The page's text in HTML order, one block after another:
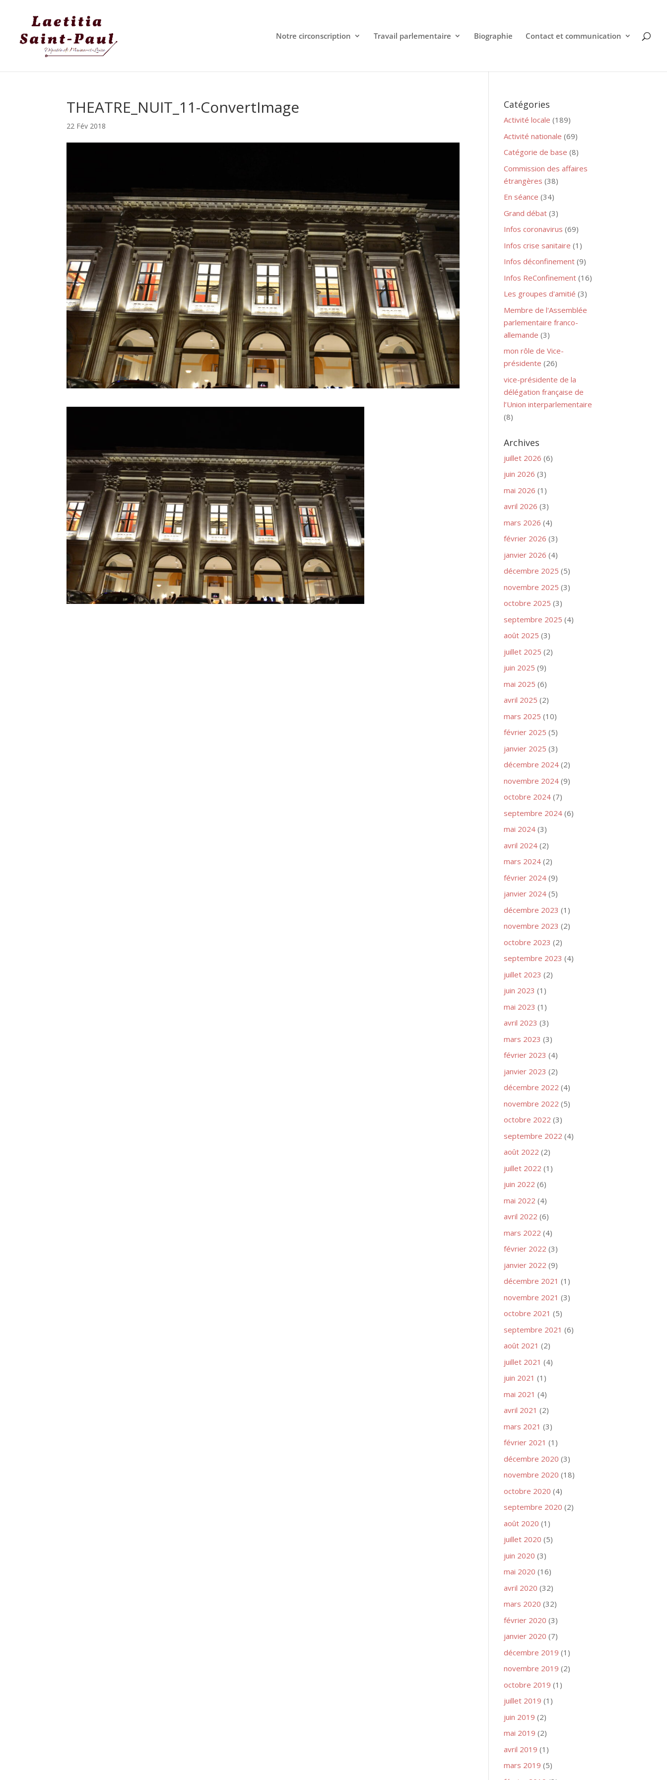
Notre circonscription Travail parlementaire Biographie Contact et communication
THEATRE_NUIT_11-ConvertImage
22 Fév 2018
Catégories
Activité locale (189)
Activité nationale (69)
Catégorie de base (8)
Commission des affaires
étrangères (38)
En séance (34)
Grand débat (3)
Infos coronavirus (69)
Infos crise sanitaire (1)
Infos déconfinement (9)
Infos ReConfinement (16)
Les groupes d'amitié (3)
Membre de l'Assemblée
parlementaire franco-
allemande (3)
mon rôle de Vice-
présidente (26)
vice-présidente de la
délégation française de
l’Union interparlementaire
(8)
Archives
juillet 2026 (6)
juin 2026 (3)
mai 2026 (1)
avril 2026 (3)
mars 2026 (4)
février 2026 (3)
janvier 2026 (4)
décembre 2025 (5)
novembre 2025 (3)
octobre 2025 (3)
septembre 2025 (4)
août 2025 (3)
juillet 2025 (2)
juin 2025 (9)
mai 2025 (6)
avril 2025 (2)
mars 2025 (10)
février 2025 (5)
janvier 2025 (3)
décembre 2024 (2)
novembre 2024 (9)
octobre 2024 (7)
septembre 2024 (6)
mai 2024 (3)
avril 2024 (2)
mars 2024 (2)
février 2024 (9)
janvier 2024 (5)
décembre 2023 (1)
novembre 2023 (2)
octobre 2023 (2)
septembre 2023 (4)
juillet 2023 (2)
juin 2023 (1)
mai 2023 (1)
avril 2023 (3)
mars 2023 (3)
février 2023 (4)
janvier 2023 (2)
décembre 2022 (4)
novembre 2022 (5)
octobre 2022 (3)
septembre 2022 (4)
août 2022 (2)
juillet 2022 (1)
juin 2022 (6)
mai 2022 (4)
avril 2022 (6)
mars 2022 (4)
février 2022 (3)
janvier 2022 (9)
décembre 2021 (1)
novembre 2021 (3)
octobre 2021 (5)
septembre 2021 (6)
août 2021 (2)
juillet 2021 (4)
juin 2021 (1)
mai 2021 (4)
avril 2021 (2)
mars 2021 (3)
février 2021 (1)
décembre 2020 (3)
novembre 2020 (18)
octobre 2020 (4)
septembre 2020 (2)
août 2020 (1)
juillet 2020 (5)
juin 2020 (3)
mai 2020 (16)
avril 2020 (32)
mars 2020 (32)
février 2020 (3)
janvier 2020 (7)
décembre 2019 (1)
novembre 2019 (2)
octobre 2019 (1)
juillet 2019 (1)
juin 2019 (2)
mai 2019 (2)
avril 2019 (1)
mars 2019 (5)